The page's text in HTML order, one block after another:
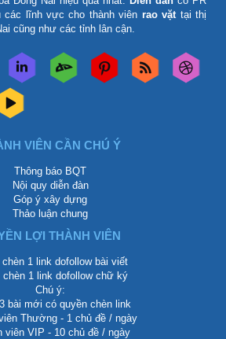
các lĩnh vực cho thành viên rao vặt tại thị
cũng như các tỉnh lân cận.
VIÊN CẦN CHÚ Ý
Thông báo BQT
Nội quy diễn đàn
Góp ý xây dựng
Thảo luận chung
LỢI THÀNH VIÊN
1 link dofollow bài viết
1 link dofollow chữ ký
Chú ý:
bài mới có quyền chèn link
Thường - 1 chủ đề / ngày
viên VIP - 10 chủ đề / ngày